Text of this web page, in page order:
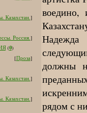
Казахстан.]
Россия.]
(0)
[Проза]
Казахстан.]
Казахстан.]
Надежда
должны
рядом с